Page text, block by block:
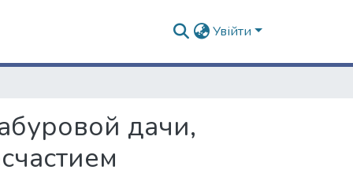
Увійти
дачи,